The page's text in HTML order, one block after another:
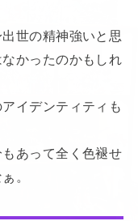
世の精神強いと思
かったのかもしれ
イデンティティも
あって全く色褪せ
。